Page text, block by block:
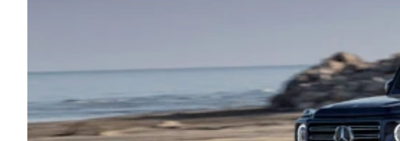
方式：ＦＦ●最高出力：１９０ＰＳ●最大トルク：４０．８ｋｇｍ●